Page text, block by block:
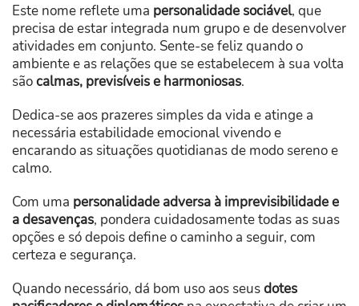
Este nome reflete uma personalidade sociável, que
precisa de estar integrada num grupo e de desenvolver
atividades em conjunto. Sente-se feliz quando o
ambiente e as relações que se estabelecem à sua volta
sãocalmas, previsíveis e harmoniosas.
Dedica-se aos prazeres simples da vida e atinge a
necessária estabilidade emocional vivendo e
encarando as situações quotidianas de modo sereno e
calmo.
Com uma personalidade adversa à imprevisibilidade e
a desavenças, pondera cuidadosamente todas as suas
opções e só depois define o caminho a seguir, com
certeza e segurança.
Quando necessário, dá bom uso aos seusdotes